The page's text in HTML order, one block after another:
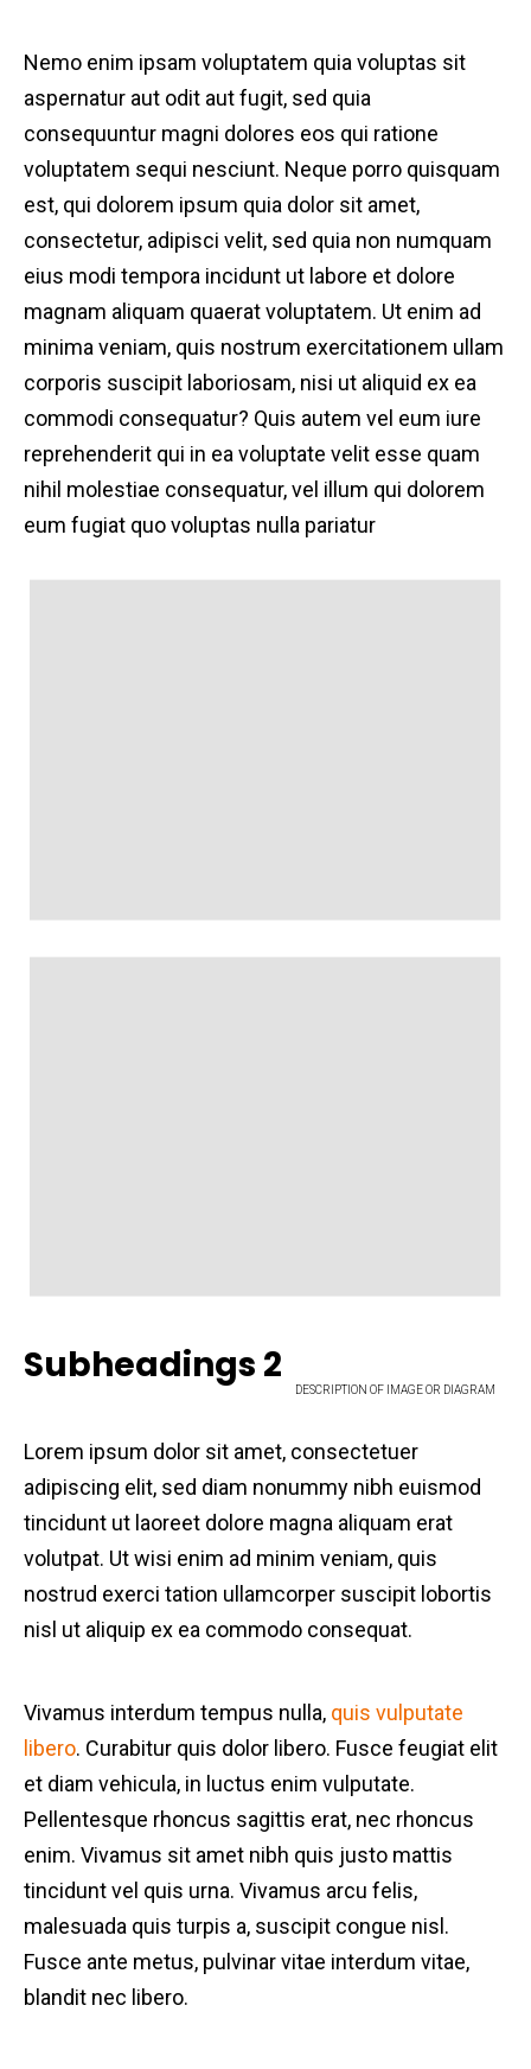
Nemo enim ipsam voluptatem quia voluptas sit
aspernatur aut odit aut fugit, sed quia
consequuntur magni dolores eos qui ratione
voluptatem sequi nesciunt. Neque porro quisquam
est, qui dolorem ipsum quia dolor sit amet,
consectetur, adipisci velit, sed quia non numquam
eius modi tempora incidunt ut labore et dolore
magnam aliquam quaerat voluptatem. Ut enim ad
minima veniam, quis nostrum exercitationem ullam
corporis suscipit laboriosam, nisi ut aliquid ex ea
commodi consequatur? Quis autem vel eum iure
reprehenderit qui in ea voluptate velit esse quam
nihil molestiae consequatur, vel illum qui dolorem
eum fugiat quo voluptas nulla pariatur
DESCRIPTION OF IMAGE OR DIAGRAM
Subheadings 2
Lorem ipsum dolor sit amet, consectetuer
adipiscing elit, sed diam nonummy nibh euismod
tincidunt ut laoreet dolore magna aliquam erat
volutpat. Ut wisi enim ad minim veniam, quis
nostrud exerci tation ullamcorper suscipit lobortis
nisl ut aliquip ex ea commodo consequat.
Vivamus interdum tempus nulla, quis vulputate
libero. Curabitur quis dolor libero. Fusce feugiat elit
et diam vehicula, in luctus enim vulputate.
Pellentesque rhoncus sagittis erat, nec rhoncus
enim. Vivamus sit amet nibh quis justo mattis
tincidunt vel quis urna. Vivamus arcu felis,
malesuada quis turpis a, suscipit congue nisl.
Fusce ante metus, pulvinar vitae interdum vitae,
blandit nec libero.